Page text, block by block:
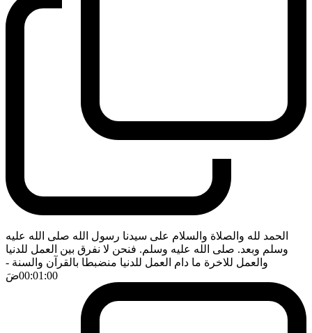
الحمد لله والصلاة والسلام على سيدنا رسول الله صلى الله عليه
وسلم وبعد. صلى الله عليه وسلم. فنحن لا نفرق بين العمل للدنيا
والعمل للاخرة ما دام العمل للدنيا منضبطا بالقرآن والسنة -
00:01:00ضَ